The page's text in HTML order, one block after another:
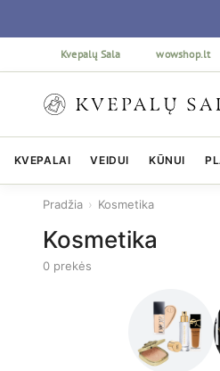
Kvepalų Sala wowshop.lt
KVEPALAI VEIDUI KŪNUI
Pradžia › Kosmetika
Kosmetika
0 prekės